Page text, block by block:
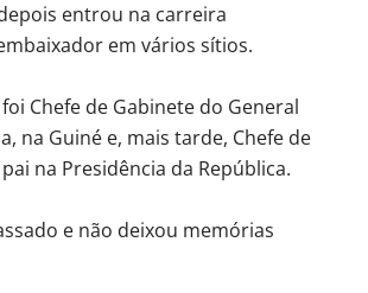
entrou na carreira
em vários sítios.
Chefe de Gabinete do General
na Guiné e, mais tarde, Chefe de
na Presidência da República.
e não deixou memórias